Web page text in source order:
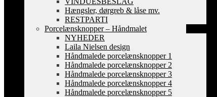
Hængsler, dørgreb & låse mv.
RESTPARTI
Porcelænsknopper – Håndmalet
NYHEDER
Laila Nielsen design
Håndmalede porcelænsknopper 1
Håndmalede porcelænsknopper 2
Håndmalede porcelænsknopper 3
Håndmalede porcelænsknopper 4
Håndmalede porcelænsknopper 5